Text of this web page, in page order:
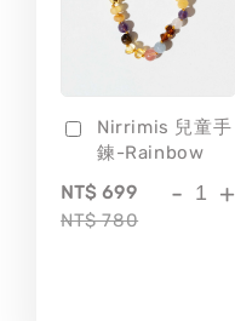
Nirrimis 兒童手
鍊-Rainbow
NT$ 699
NT$ 780
- +